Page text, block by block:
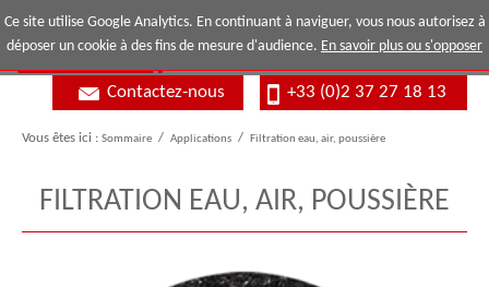
Ce site utilise Google Analytics. En continuant à naviguer, vous nous autorisez à
déposer un cookie à des fins de mesure d'audience. En savoir plus ou s'opposer
+33 (0)2 37 27 18 13
Contactez-nous
Vous êtes ici : Sommaire / Applications / Filtration eau, air, poussière
FILTRATION EAU, AIR, POUSSIÈRE